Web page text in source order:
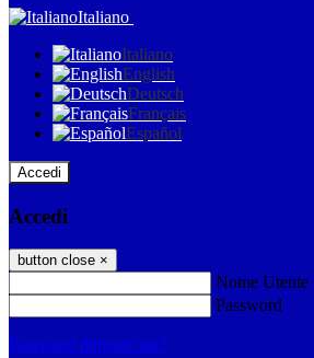
Italiano
Italiano
English
Deutsch
Français
Español
Accedi
Accedi
button close ×
Nome Utente
Password
Password dimenticata?